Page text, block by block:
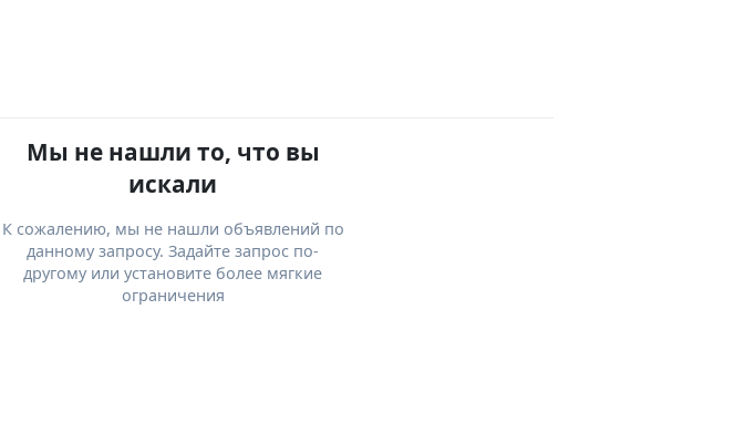
Мы не нашли то, что вы
искали
К сожалению, мы не нашли объявлений по
данному запросу. Задайте запрос по-
другому или установите более мягкие
ограничения